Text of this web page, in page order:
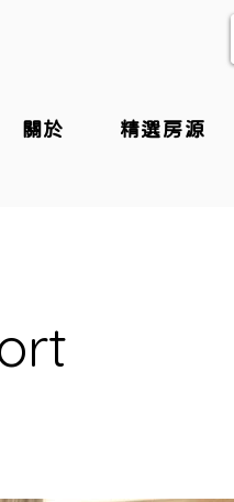
關於 精選房源